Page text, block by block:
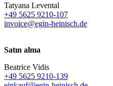
Tatyana Levental
+49 5625 9210-107
invoice@egin-heinisch.de
Satın alma
Beatrice Vidis
+49 5625 9210-139